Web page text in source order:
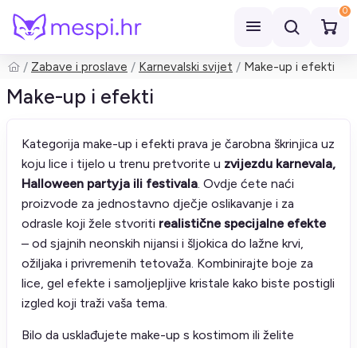
0
Pretraži
Zabave i proslave Karnevalski svijet Make-up i efekti
Make-up i efekti
Kategorija make-up i efekti prava je čarobna škrinjica uz
koju lice i tijelo u trenu pretvorite u zvijezdu karnevala,
Halloween partyja ili festivala. Ovdje ćete naći
proizvode za jednostavno dječje oslikavanje i za
odrasle koji žele stvoriti realistične specijalne efekte
– od sjajnih neonskih nijansi i šljokica do lažne krvi,
ožiljaka i privremenih tetovaža. Kombinirajte boje za
lice, gel efekte i samoljepljive kristale kako biste postigli
izgled koji traži vaša tema.
Bilo da usklađujete make-up s kostimom ili želite